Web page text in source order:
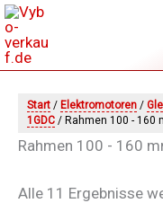
Zum
Inhalt
springen
Start / Elektromotoren /
1GDC / Rahmen 100 - 160
Rahmen 100 - 160
Alle 11 Ergebnisse